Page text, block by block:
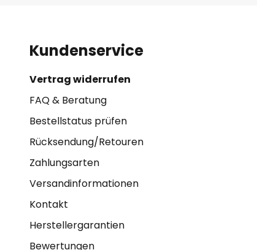
Kundenservice
Vertrag widerrufen
FAQ & Beratung
Bestellstatus prüfen
Rücksendung/Retouren
Zahlungsarten
Versandinformationen
Kontakt
Herstellergarantien
Bewertungen